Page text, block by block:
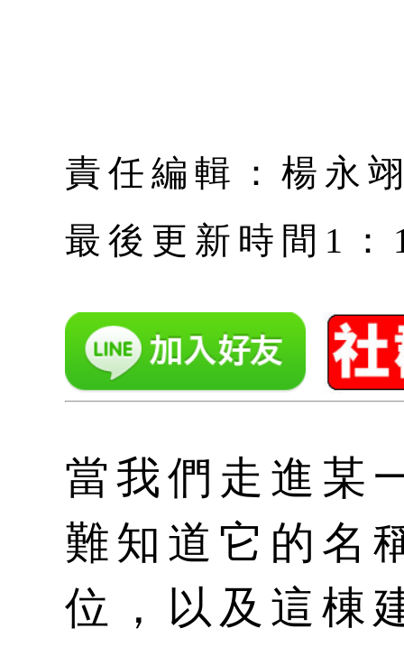
責任編輯：楊永
最後更新時間1
當我們走進某
難知道它的名
位，以及這棟